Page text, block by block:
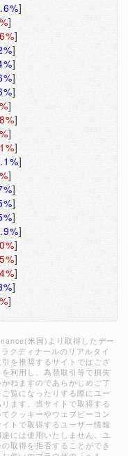
]
]
]
]
]
]
]
]
]
]
]
]
]
]
]
]
]
]
]
]
]
]
米国)より取得したデー
クディナールのリアルタイ
を推奨するサイトではござ
利用し、為替取引等で損失
ねますのであらかじめご了
覧になったりする際にユー
ます。当サイトで取得する
クッキーやウェブビーコン
トで取得するユーザー情報
には使用いたしません。ユ
取得を拒否することができ